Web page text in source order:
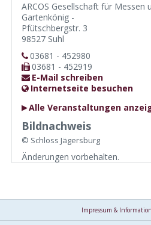
ARCOS Gesellschaft für Messen
Gartenkönig -
Pfütschbergstr. 3
98527 Suhl
03681 - 452980
03681 - 452919
E-Mail schreiben
Internetseite besuchen
Alle Veranstaltungen
Bildnachweis
© Schloss Jägersburg
Änderungen vorbehalten.
Impressum &